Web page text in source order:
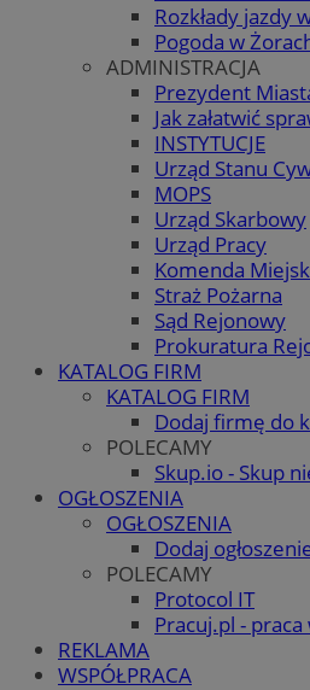
Rozkłady jazdy
Pogoda w
ADMINISTRACJA
Prezydent
Jak załatwić
INSTYTUCJE
Urząd Stanu
MOPS
Urząd Skarbowy
Urząd Pracy
Komenda
Straż Pożarna
Sąd Rejonowy
Prokuratura
KATALOG FIRM
KATALOG FIRM
Dodaj firmę do
POLECAMY
Skup.io - Skup
OGŁOSZENIA
OGŁOSZENIA
Dodaj
POLECAMY
Protocol IT
Pracuj.pl - praca
REKLAMA
WSPÓŁPRACA